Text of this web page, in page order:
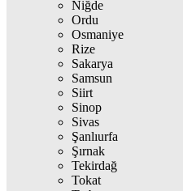
Niğde
Ordu
Osmaniye
Rize
Sakarya
Samsun
Siirt
Sinop
Sivas
Şanlıurfa
Şırnak
Tekirdağ
Tokat